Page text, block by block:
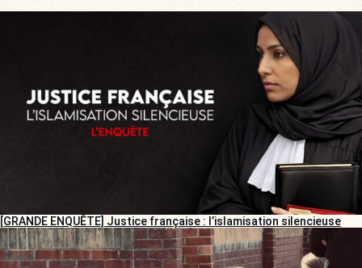
[GRANDE ENQUÊTE] Justice française : l’islamisation silencieuse